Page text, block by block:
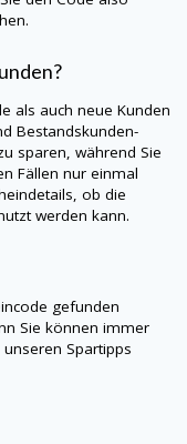
als auch neue Kunden
Bestandskunden-
sparen, während Sie
Fällen nur einmal
ob die
werden kann.
gefunden
Sie können immer
Spartipps